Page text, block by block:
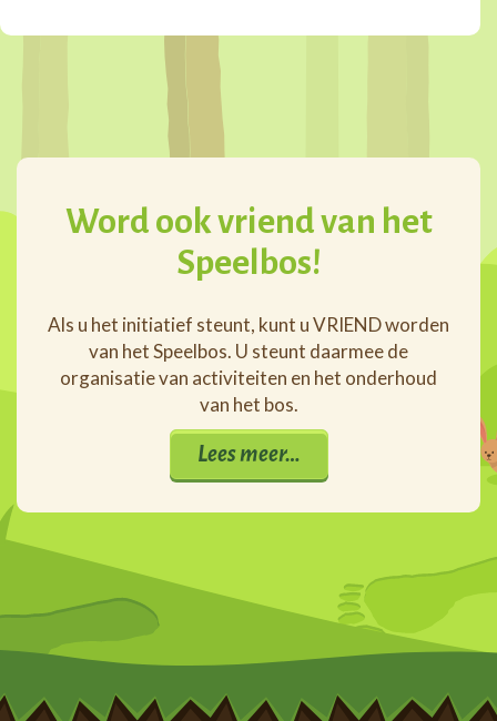
Word ook vriend van het
Speelbos!
Als u het initiatief steunt, kunt u VRIEND worden
van het Speelbos. U steunt daarmee de
organisatie van activiteiten en het onderhoud
van het bos.
Lees meer…